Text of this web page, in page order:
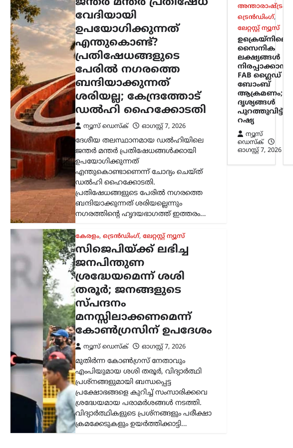
ബന്ദിയാക്കുന്നത് ശരിയല്ലെന്നും
നഗരത്തിന്റെ ഹൃദയഭാഗത്ത് ഇത്തരം…
കേരളം,ട്രെൻഡിംഗ്,ലേറ്റസ്റ്റ് ന്യൂസ്
സിജെപിയ്ക്ക് ലഭിച്ച
ജനപിന്തുണ
ശ്രദ്ധേയമെന്ന് ശശി
തരൂർ; ജനങ്ങളുടെ
സ്പന്ദനം
മനസ്സിലാക്കണമെന്ന്
കോൺഗ്രസിന് ഉപദേശം
ന്യൂസ് ഡെസ്ക് ഓഗസ്റ്റ്‌ 7, 2026
മുതിർന്ന കോൺഗ്രസ് നേതാവും
എംപിയുമായ ശശി തരൂർ, വിദ്യാർത്ഥി
പ്രശ്‌നങ്ങളുമായി ബന്ധപ്പെട്ട
പ്രക്ഷോഭങ്ങളെ കുറിച്ച് സംസാരിക്കവെ
ശ്രദ്ധേയമായ പരാമർശങ്ങൾ നടത്തി.
വിദ്യാർത്ഥികളുടെ പ്രശ്‌നങ്ങളും പരീക്ഷാ
കേരളം,ട്രെൻഡിംഗ്,തിരുവനന്തപുരം
ലേറ്റസ്റ്റ് ന്യൂസ്
സ്വാതന്ത്ര്യദിനാഘോഷങ്ങളിൽ
വന്ദേമാതരം
പൂർണമായി
ആലപിക്കണം;
നിർദേശവുമായി
സംസ്ഥാന സർക്കാർ
ന്യൂസ് ഡെസ്ക് ഓഗസ്റ്റ്‌ 8, 2026
സ്വാതന്ത്ര്യദിനാഘോഷങ്ങളിൽ
വന്ദേമാതരം മുഴുവനായും
ആലപിക്കണമെന്ന നിർദേശവുമായി
സംസ്ഥാന സർക്കാർ. ചീഫ് സെക്രട്ടറി
തദ്ദേശ വകുപ്പ് സെക്രട്ടറിക്ക് നൽകിയ
കത്തിലൂടെയാണ് നിർദേശം
കൈമാറിയത്. കേന്ദ്ര സർക്കാർ
അന്താരാഷ്ട്രം
ട്രെൻഡിംഗ്,
ലേറ്റസ്റ്റ് ന്യൂസ്
ഉക്രെയ്നിലെ
സൈനിക
ലക്ഷ്യങ്ങൾ
നിരപ്പാക്കാൻ
FAB ഗ്ലൈഡ്
ബോംബ്
ആക്രമണം;
ദൃശ്യങ്ങൾ
പുറത്തുവിട്ട്
റഷ്യ
ന്യൂസ്
ഡെസ്ക്
ഓഗസ്റ്റ്‌ 7, 2026